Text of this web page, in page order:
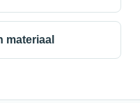
materiaal